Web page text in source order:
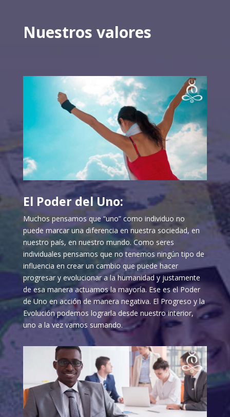
Nuestros valores
El Poder del Uno:
Muchos pensamos que “uno” como individuo no
puede marcar una diferencia en nuestra sociedad, en
nuestro país, en nuestro mundo. Como seres
individuales pensamos que no tenemos ningún tipo de
influencia en crear un cambio que puede hacer
progresar y evolucionar a la humanidad y justamente
de esa manera actuamos la mayoría. Ese es el Poder
de Uno en acción de manera negativa. El Progreso y la
Evolución podemos lograrla desde nuestro interior,
uno a la vez vamos sumando.